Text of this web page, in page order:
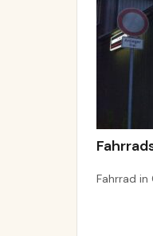
Fahrrad